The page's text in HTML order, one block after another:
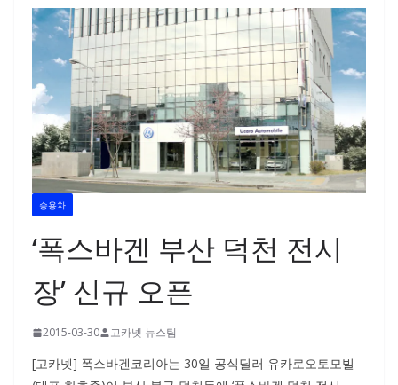
승용차
‘폭스바겐 부산 덕천 전시
장’ 신규 오픈
2015-03-30 고카넷 뉴스팀
[고카넷] 폭스바겐코리아는 30일 공식딜러 유카로오토모빌